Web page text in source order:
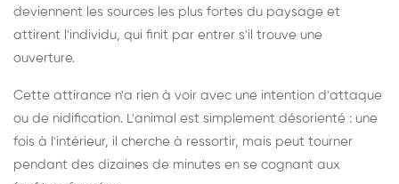
deviennent les sources les plus fortes du paysage et
attirent l'individu, qui finit par entrer s'il trouve une
ouverture.
Cette attirance n'a rien à voir avec une intention d'attaque
ou de nidification. L'animal est simplement désorienté : une
fois à l'intérieur, il cherche à ressortir, mais peut tourner
pendant des dizaines de minutes en se cognant aux